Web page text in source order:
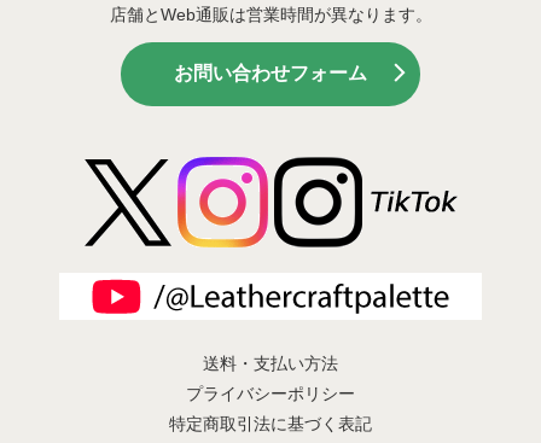
店舗とWeb通販は営業時間が異なります。
お問い合わせフォーム
送料・支払い方法
プライバシーポリシー
特定商取引法に基づく表記